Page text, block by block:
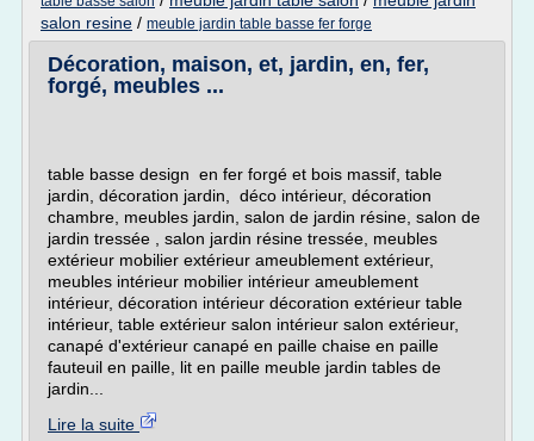
salon resine / meuble jardin table basse fer forge
Décoration, maison, et, jardin, en, fer,
forgé, meubles ...
table basse design en fer forgé et bois massif, table
jardin, décoration jardin, déco intérieur, décoration
chambre, meubles jardin, salon de jardin résine, salon de
jardin tressée , salon jardin résine tressée, meubles
extérieur mobilier extérieur ameublement extérieur,
meubles intérieur mobilier intérieur ameublement
intérieur, décoration intérieur décoration extérieur table
intérieur, table extérieur salon intérieur salon extérieur,
canapé d'extérieur canapé en paille chaise en paille
fauteuil en paille, lit en paille meuble jardin tables de
jardin...
Lire la suite